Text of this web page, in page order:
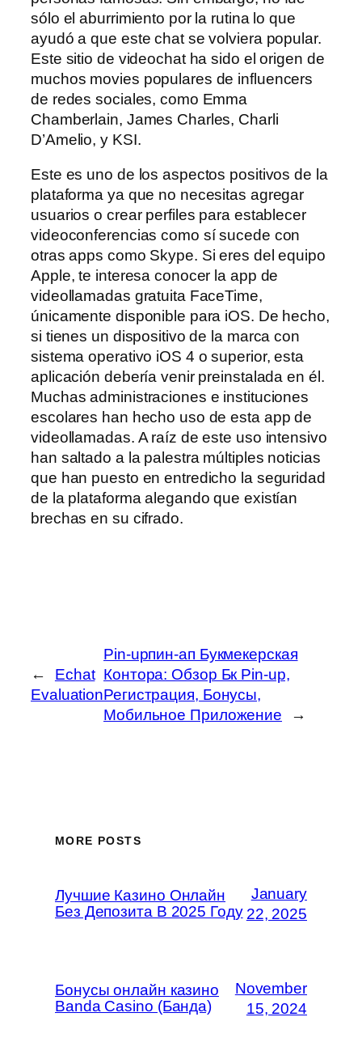
sólo el aburrimiento por la rutina lo que
ayudó a que este chat se volviera popular.
Este sitio de videochat ha sido el origen de
muchos movies populares de influencers
de redes sociales, como Emma
Chamberlain, James Charles, Charli
D’Amelio, y KSI.
Este es uno de los aspectos positivos de la
plataforma ya que no necesitas agregar
usuarios o crear perfiles para establecer
videoconferencias como sí sucede con
otras apps como Skype. Si eres del equipo
Apple, te interesa conocer la app de
videollamadas gratuita FaceTime,
únicamente disponible para iOS. De hecho,
si tienes un dispositivo de la marca con
sistema operativo iOS 4 o superior, esta
aplicación debería venir preinstalada en él.
Muchas administraciones e instituciones
escolares han hecho uso de esta app de
videollamadas. A raíz de este uso intensivo
han saltado a la palestra múltiples noticias
que han puesto en entredicho la seguridad
de la plataforma alegando que existían
brechas en su cifrado.
←
Echat
Evaluation
Pin-upпин-ап Букмекерская
Контора: Обзор Бк Pin-up,
Регистрация, Бонусы,
Мобильное Приложение
→
MORE POSTS
Лучшие Казино Онлайн
Без Депозита В 2025 Году
January
22, 2025
Бонусы онлайн казино
Banda Casino (Банда)
November
15, 2024